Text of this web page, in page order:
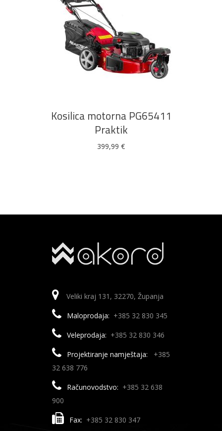
DODAJ U KOŠARICU
Kosilica motorna PG65411
Praktik
399,99 €
Veliki kraj 131, 32270, Županja
Maloprodaja: +385 32 830 345
Veleprodaja: +385 32 830 346
Projektiranje namještaja:
+385
32 638 776
Računovodstvo: +385 32 638
900
Fax: +385 32 830 347